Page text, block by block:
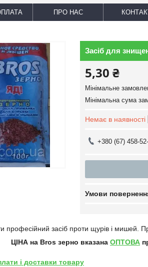
ПРО НАС
Засіб для
5,30 ₴
Мінімальне
Мінімальна сума
Немає в наявності
+380 (67) 458-
засіб проти щурів і мишей.
ЦІНА на Bros зерно вказана ОПТОВА
і доставки товару